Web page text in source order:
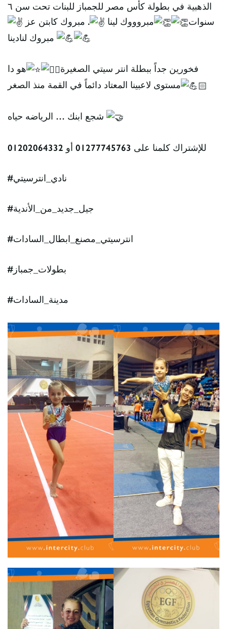
الذهبية في بطولة كأس مصر للجمباز للبنات تحت سن ٦
سنوات
مبروووك لينا
. مبروك كابتن عز
فخورين جداً ببطلة انتر سيتي الصغيرة
هو دا
مستوى لاعبينا المعتاد دائماً في القمة منذ الصغر
للإشتراك كلمنا على 01277745763 أو 01202064332
#نادي_انترسيتي
#جيل_جديد_من_الأندية
#انترسيتي_مصنع_ابطال_السادات
#بطولات_جمباز
#مدينة_السادات